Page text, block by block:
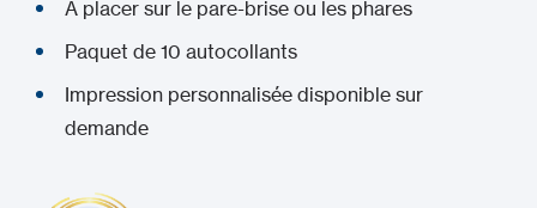
A placer sur le pare-brise ou les phares
Paquet de 10 autocollants
Impression personnalisée disponible sur
demande